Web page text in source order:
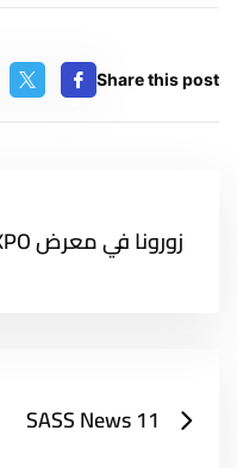
Share this post
زورونا في معرض FIT EXPO جدة 2026
SASS News 11